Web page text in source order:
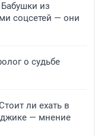
из
соцсетей — они
о судьбе
ли ехать в
— мнение